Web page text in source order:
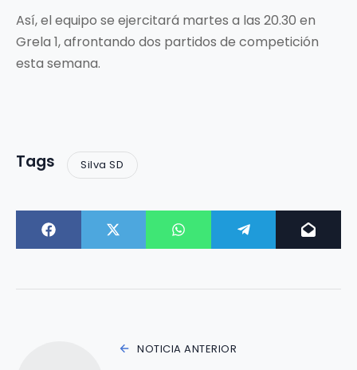
Así, el equipo se ejercitará martes a las 20.30 en
Grela 1, afrontando dos partidos de competición
esta semana.
Tags Silva SD
NOTICIA ANTERIOR